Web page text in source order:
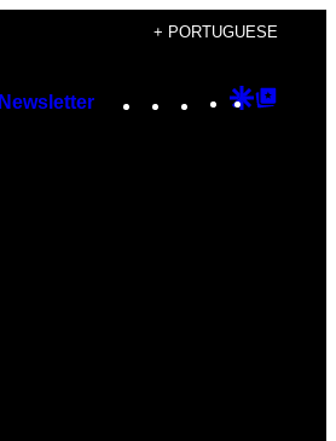
+ PORTUGUESE
Newsletter Instagram
TikTok
YouTube
Google